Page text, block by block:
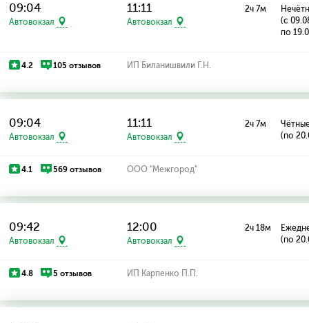
09:04
Автовокзал
11:11
Автовокзал
2ч 7м
(с
по
4.2 105 отзывов ИП Биланишвили Г.Н.
09:04
Автовокзал
11:11
Автовокзал
2ч 7м
(по
4.1 569 отзывов ООО "Межгород"
09:42
Автовокзал
12:00
Автовокзал
2ч 18м
(по
4.8 5 отзывов ИП Карпенко П.П.